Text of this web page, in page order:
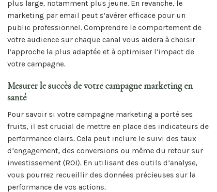
plus large, notamment plus jeune. En revanche, le
marketing par email peut s’avérer efficace pour un
public professionnel. Comprendre le comportement de
votre audience sur chaque canal vous aidera à choisir
l’approche la plus adaptée et à optimiser l’impact de
votre campagne.
Mesurer le succès de votre campagne marketing en
santé
Pour savoir si votre campagne marketing a porté ses
fruits, il est crucial de mettre en place des indicateurs de
performance clairs. Cela peut inclure le suivi des taux
d’engagement, des conversions ou même du retour sur
investissement (ROI). En utilisant des outils d’analyse,
vous pourrez recueillir des données précieuses sur la
performance de vos actions.